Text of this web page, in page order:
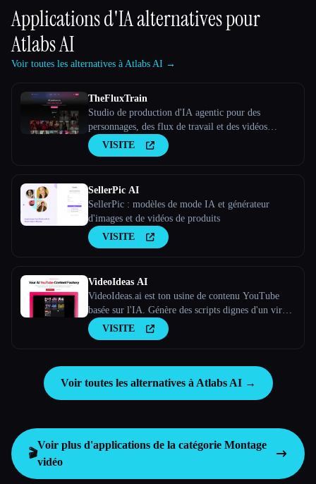
Applications d'IA alternatives pour
Atlabs AI
Voir toutes les alternatives à Atlabs AI →
TheFluxTrain
Studio de production d'IA agentic pour des
personnages, des flux de travail et des vidéos
cohérents
VISITE
SellerPic AI
SellerPic : modèles de mode IA et générateur
d'images et de vidéos de produits
VISITE
VideoIdeas AI
VideoIdeas.ai est ton usine de contenu YouTube
basée sur l'IA. Génère des scripts dignes d'un virus,
de nouvelles idées de vidéos et du contenu captivant
en quelques minutes.
VISITE
Voir toutes les alternatives à Atlabs AI →
🎬
Voir plus d'applications de la catégorie Montage
vidéo